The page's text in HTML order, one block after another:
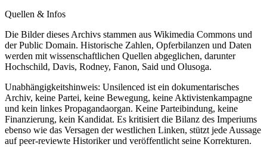
Quellen & Infos
Die Bilder dieses Archivs stammen aus Wikimedia Commons und
der Public Domain. Historische Zahlen, Opferbilanzen und Daten
werden mit wissenschaftlichen Quellen abgeglichen, darunter
Hochschild, Davis, Rodney, Fanon, Said und Olusoga.
Unabhängigkeitshinweis: Unsilenced ist ein dokumentarisches
Archiv, keine Partei, keine Bewegung, keine Aktivistenkampagne
und kein linkes Propagandaorgan. Keine Parteibindung, keine
Finanzierung, kein Kandidat. Es kritisiert die Bilanz des Imperiums
ebenso wie das Versagen der westlichen Linken, stützt jede Aussage
auf peer-reviewte Historiker und veröffentlicht seine Korrekturen.